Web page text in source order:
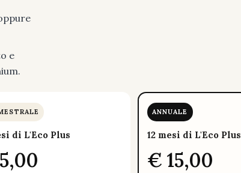
e
di L'Eco Plus
ANNUALE
12 mesi di L'Eco Plus
€ 15,00